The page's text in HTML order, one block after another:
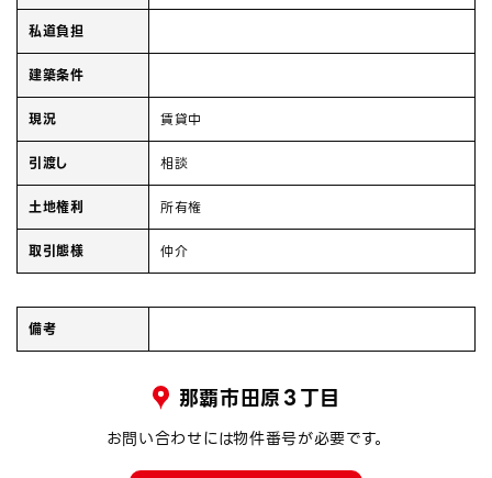
私道負担
建築条件
現況 賃貸中
引渡し 相談
土地権利 所有権
取引態様 仲介
備考
那覇市田原３丁目
お問い合わせには物件番号が必要です。